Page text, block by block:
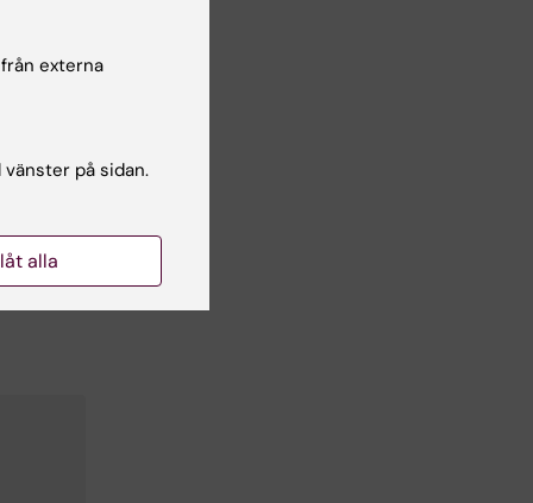
externa
på sidan.
alla